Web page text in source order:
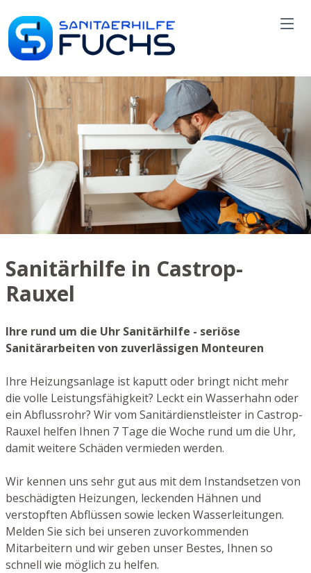
Sanitärhilfe in Castrop-
Rauxel
Ihre rund um die Uhr Sanitärhilfe - seriöse
Sanitärarbeiten von zuverlässigen Monteuren
Ihre Heizungsanlage ist kaputt oder bringt nicht mehr
die volle Leistungsfähigkeit? Leckt ein Wasserhahn oder
ein Abflussrohr? Wir vom Sanitärdienstleister in Castrop-
Rauxel helfen Ihnen 7 Tage die Woche rund um die Uhr,
damit weitere Schäden vermieden werden.
Wir kennen uns sehr gut aus mit dem Instandsetzen von
beschädigten Heizungen, leckenden Hähnen und
verstopften Abflüssen sowie lecken Wasserleitungen.
Melden Sie sich bei unseren zuvorkommenden
Mitarbeitern und wir geben unser Bestes, Ihnen so
schnell wie möglich zu helfen.